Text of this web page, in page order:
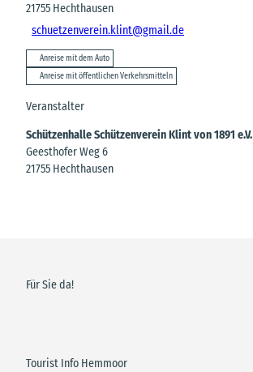
21755 Hechthausen
schuetzenverein.klint@gmail.de
Anreise mit dem Auto
Anreise mit öffentlichen Verkehrsmitteln
Veranstalter
Schützenhalle Schützenverein Klint von 1891 e.V.
Geesthofer Weg 6
21755 Hechthausen
Für Sie da!
Tourist Info Hemmoor